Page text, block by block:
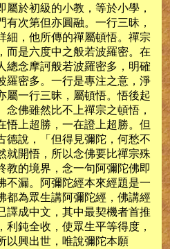
於初級的小教，等於小學，
次第但亦圓融。一行三昧，
細，他所傳的禪屬頓悟。禪宗
而是六度中之般若波羅密。在
總念摩訶般若波羅密多，明確
羅密多。一行是專注之意，淨
屬一行三昧，屬頓悟。悟後起
佛雖然比不上禪宗之頓悟，
悟上超勝，一在證上超勝。但
德說，「但得見彌陀，何愁不
就開悟，所以念佛要比禪宗殊
教的境界，念一句阿彌陀佛即
不漏。阿彌陀經本來經題是一
都為眾生講阿彌陀經，佛講經
譯成中文，其中最契機者首推
利鈍全收，使眾生平等得度，
以興出世，唯說彌陀本願